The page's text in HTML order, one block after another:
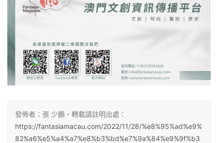
發佈者：張 少鵬，轉載請註明出處：
https://fantasiamacau.com/2022/11/28/%e8%95%ad%e9%
82%a6%e5%a4%a7%e8%b3%bd%e7%9a%84%e9%9f%b3